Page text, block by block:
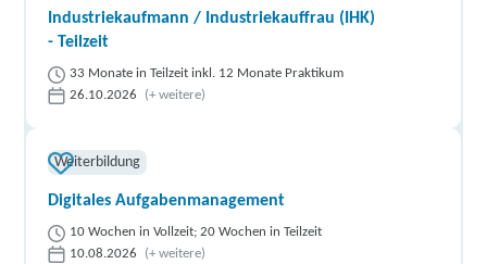
Industriekaufmann / Industriekauffrau (IHK)
- Teilzeit
33 Monate in Teilzeit inkl. 12 Monate Praktikum
26.10.2026
(+ weitere)
Weiterbildung
Digitales Aufgabenmanagement
10 Wochen in Vollzeit; 20 Wochen in Teilzeit
10.08.2026
(+ weitere)